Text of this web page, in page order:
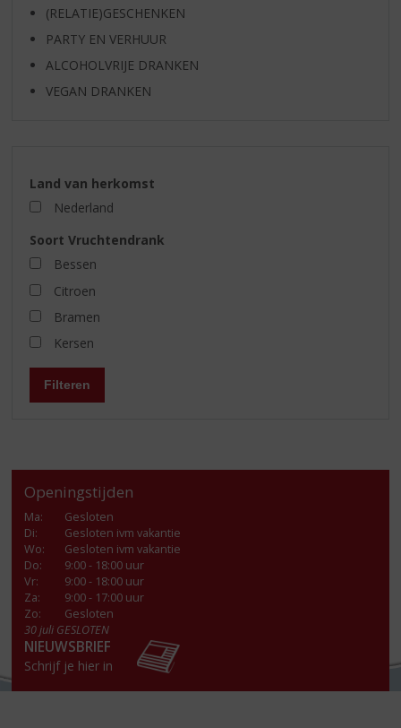
(RELATIE)GESCHENKEN
PARTY EN VERHUUR
ALCOHOLVRIJE DRANKEN
VEGAN DRANKEN
Land van herkomst
Nederland
Soort Vruchtendrank
Bessen
Citroen
Bramen
Kersen
Filteren
Openingstijden
Ma:
Gesloten
Di:
Gesloten ivm vakantie
Wo:
Gesloten ivm vakantie
Do:
9:00 - 18:00 uur
Vr:
9:00 - 18:00 uur
Za:
9:00 - 17:00 uur
Zo:
Gesloten
30 juli GESLOTEN
NIEUWSBRIEF
Schrijf je hier in